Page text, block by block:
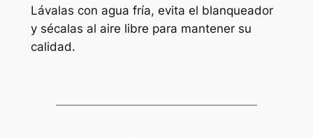
Lávalas con agua fría, evita el blanqueador
y sécalas al aire libre para mantener su
calidad.